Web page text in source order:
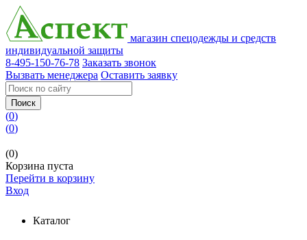
магазин спецодежды и средств
индивидуальной защиты
8-495-150-76-78 Заказать звонок
Вызвать менеджера Оставить заявку
Поиск
(0)
(0)
(0)
Корзина пуста
Перейти в корзину
Вход
Каталог